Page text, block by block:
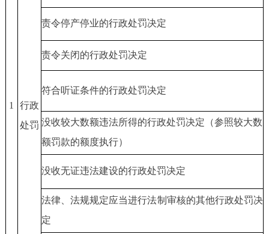
1
行政
处罚
责令停产停业的行政处罚决定
责令关闭的行政处罚决定
符合听证条件的行政处罚决定
没收较大数额违法所得的行政处罚决定（参照较大数
额罚款的额度执行）
没收无证违法建设的行政处罚决定
法律、法规规定应当进行法制审核的其他行政处罚决
定